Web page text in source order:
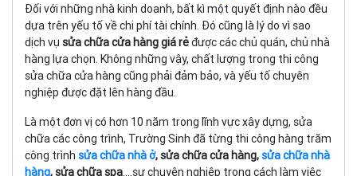
Đối với những nhà kinh doanh, bất kì một quyết định nào đều
dựa trên yếu tố về chi phí tài chính. Đó cũng là lý do vì sao
dịch vụ sửa chữa cửa hàng giá rẻđược các chủ quán, chủ nhà
hàng lựa chọn. Không những vậy, chất lượng trong thi công
sửa chữa cửa hàng cũng phải đảm bảo, và yếu tố chuyên
nghiệp được đặt lên hàng đầu.
Là một đơn vị có hơn 10 năm trong lĩnh vực xây dựng, sửa
chữa các công trình, Trường Sinh đã từng thi công hàng trăm
công trình sửa chữa nhà ở, sửa chữa cửa hàng,sửa chữa nhà
hàng, sửa chữa spa....sự chuyên nghiệp trong cách làm việc